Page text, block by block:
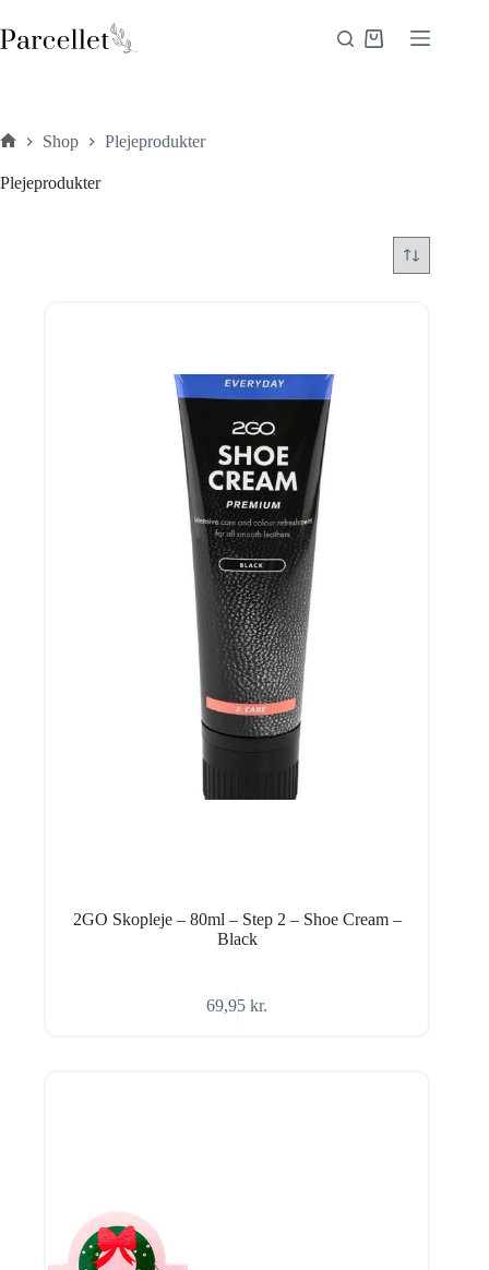
til
indhold
Indkøbskurv
Shop Plejeprodukter
Plejeprodukter
2GO Skopleje – 80ml – Step 2 – Shoe Cream –
Black
69,95kr.